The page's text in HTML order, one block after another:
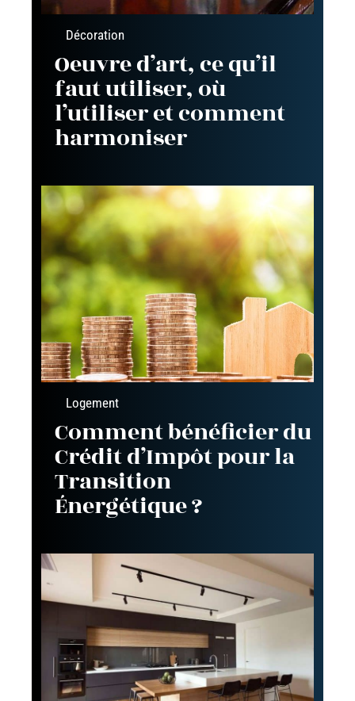
Décoration
Oeuvre d’art, ce qu’il
faut utiliser, où
l’utiliser et comment
harmoniser
Logement
Comment bénéficier du
Crédit d’Impôt pour la
Transition
Énergétique ?